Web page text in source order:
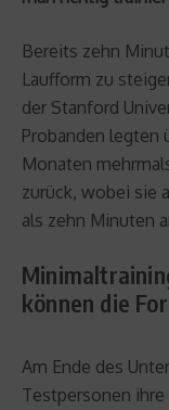
Bereits zehn
Laufform zu
der Stanford
Probanden legten
Monaten
zurück, wobei sie
als zehn Minuten
können die
Am Ende des
Testpersonen ihre